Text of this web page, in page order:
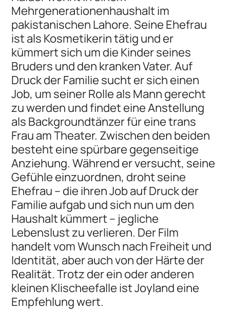
Mehrgenerationenhaushalt im
pakistanischen Lahore. Seine Ehefrau
ist als Kosmetikerin tätig und er
kümmert sich um die Kinder seines
Bruders und den kranken Vater. Auf
Druck der Familie sucht er sich einen
Job, um seiner Rolle als Mann gerecht
zu werden und findet eine Anstellung
als Backgroundtänzer für eine trans
Frau am Theater. Zwischen den beiden
besteht eine spürbare gegenseitige
Anziehung. Während er versucht, seine
Gefühle einzuordnen, droht seine
Ehefrau – die ihren Job auf Druck der
Familie aufgab und sich nun um den
Haushalt kümmert – jegliche
Lebenslust zu verlieren. Der Film
handelt vom Wunsch nach Freiheit und
Identität, aber auch von der Härte der
Realität. Trotz der ein oder anderen
kleinen Klischeefalle ist Joyland eine
Empfehlung wert.